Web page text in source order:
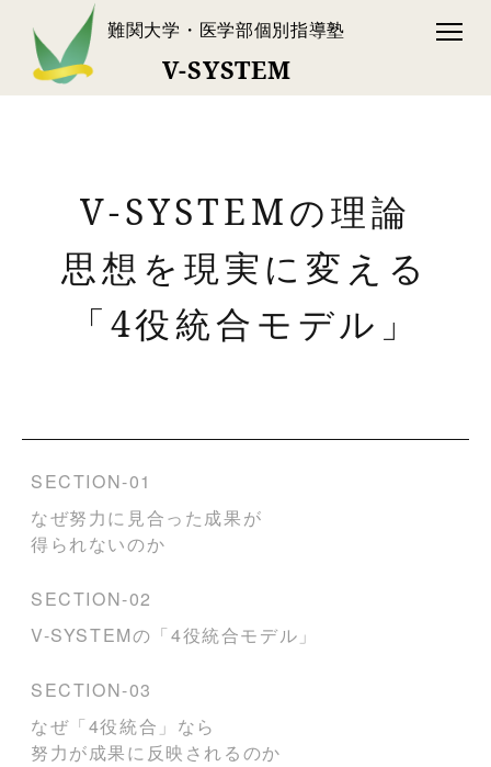
難関大学・医学部個別指導塾
V-SYSTEM
V-SYSTEMの理論
思想を現実に変える
「4役統合モデル」
SECTION-01
なぜ努力に見合った成果が
得られないのか
SECTION-02
V-SYSTEMの「4役統合モデル」
SECTION-03
なぜ「4役統合」なら
努力が成果に反映されるのか